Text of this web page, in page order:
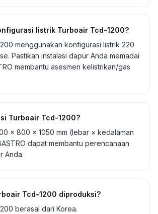
listrik Turboair Tcd-1200?
menggunakan konfigurasi listrik 220
Pastikan instalasi dapur Anda memadai
membantu asesmen kelistrikan/gas
Turboair Tcd-1200?
× 800 × 1050 mm (lebar × kedalaman
dapat membantu perencanaan
Anda.
Tcd-1200 diproduksi?
berasal dari Korea.